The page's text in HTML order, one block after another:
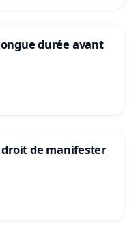
durée avant
de manifester